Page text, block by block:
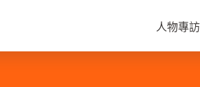
人物專訪